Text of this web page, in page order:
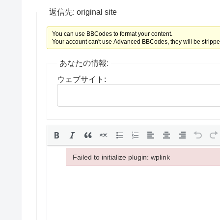
返信先: original site
You can use BBCodes to format your content.
Your account can't use Advanced BBCodes, they will be
あなたの情報:
ウェブサイト:
Failed to initialize plugin: wplink
Failed to initialize plugin: wplink